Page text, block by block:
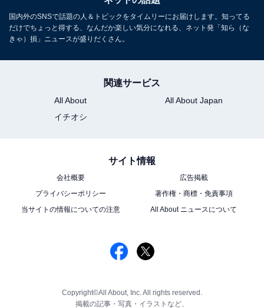
国内外のSNSで話題の人＆トピックをタイムリーにお届けします。知ってる
だけでちょっと得する、なんだか楽しい気分になれる、ネット発「知ら（な
きゃ）損」ニュースが盛りだくさん。
関連サービス
All About
All About Japan
イチオシ
サイト情報
会社概要
広告掲載
プライバシーポリシー
著作権・商標・免責事項
当サイトの情報についての注意
All About ニュースについて
Copyright©All About, Inc. All rights reserved.
掲載の記事・写真・イラストなど、